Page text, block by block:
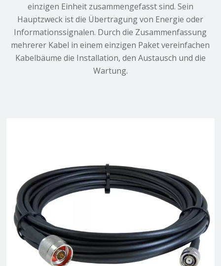
einzigen Einheit zusammengefasst sind. Sein
Hauptzweck ist die Übertragung von Energie oder
Informationssignalen. Durch die Zusammenfassung
mehrerer Kabel in einem einzigen Paket vereinfachen
Kabelbäume die Installation, den Austausch und die
Wartung.